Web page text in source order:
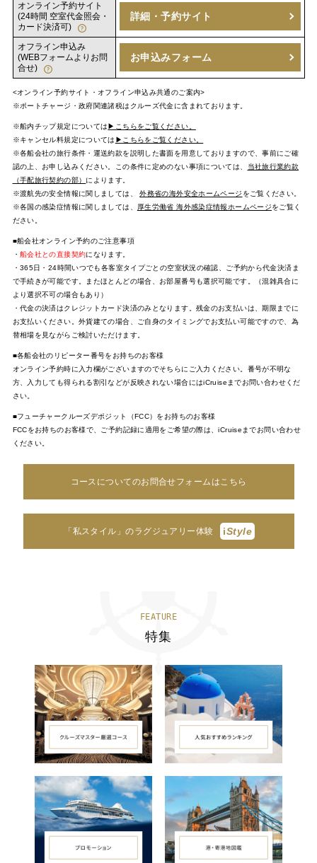
オンライン予約サイト
(24時間 空室代金照会・
カード決済可)
詳細・予約サイト
オフライン申込み
(WEBフォームよりお問
合せ)
お申込みフォーム
<オンライン予約サイト・オフライン申込み共通のご案内>
※ポートチャージ・政府関連諸税はクルーズ代金に含まれております。
※船内チップ規定については▶こちらをご覧ください。
※キャンセル料規定については ▶こちらをご覧ください。
※各船会社の旅行条件・運送約款を説明した書面を用意しておりますので、事前にご確
認の上、お申し込みください。この条件に定めのない事項については、
当社旅行業約款
（手配旅行契約の部） によります。
※渡航先の安全情報に関しましては、外務省の海外安全ホームページ をご覧ください。
※各国の感染症情報に関しましては、
厚生労働省 海外感染症情報ホームページをご覧く
ださい。
■船会社オンライン予約のご注意事項
・ 船会社との直接契約になります。
・365日・24時間いつでも各客室タイプごとの空室状況の確認、ご予約から代金決済ま
で手続きが可能です。またほとんどの場合、お部屋番号も選択可能です。（混雑具合に
より選択不可の場合もあり）
・代金の決済はクレジットカード決済のみとなります。残金のお支払いは、期限までに
お支払いください。外貨建ての場合、ご自身のタイミングでお支払い可能ですので、為
替相場を見ながらご検討いただけます。
■各船会社のリピーター番号をお持ちのお客様
オンライン予約時に入力欄がございますのでそちらにご入力ください。番号が不明な
方、入力しても得られる割引などが反映されない場合にはiCruiseまでお問い合わせくだ
さい。
■フューチャークルーズデポジット（FCC）をお持ちのお客様
FCCをお持ちのお客様で、ご予約記録に適用をご希望の際は、iCruiseまでお問い合わせ
ください。
コースについてのお問合せフォームはこちら
「私スタイル」のラグジュアリー体験 iStyle
FEATURE
特集